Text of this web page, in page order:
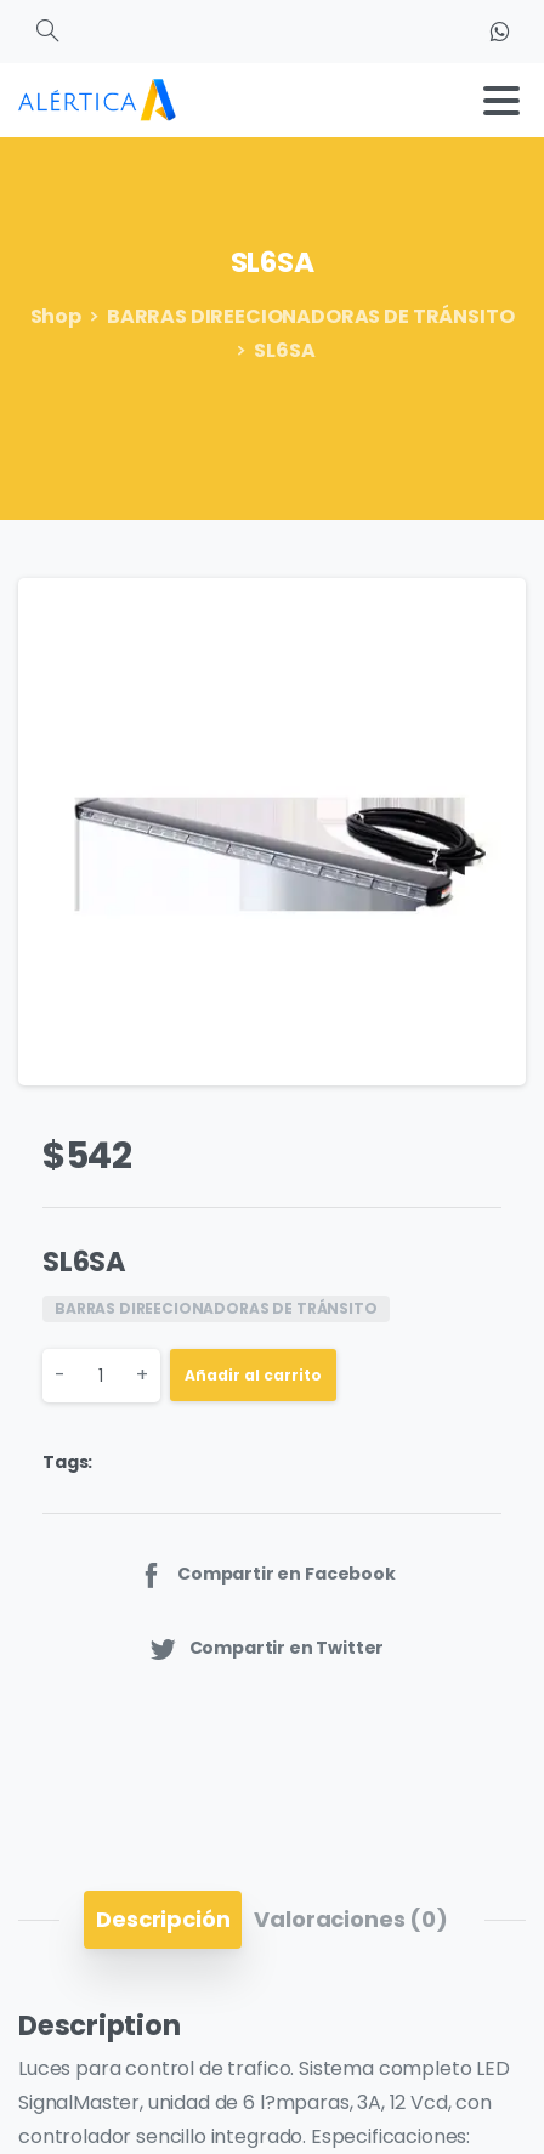
Search
SL6SA
Shop
BARRAS DIREECIONADORAS DE TRÁNSITO
SL6SA
$542
SL6SA
BARRAS DIREECIONADORAS DE TRÁNSITO
Quantity
- + Añadir al carrito
Tags:
Compartir en Facebook
Compartir en Twitter
Descripción Valoraciones (0)
Description
Luces para control de trafico. Sistema completo LED
SignalMaster, unidad de 6 l?mparas, 3A, 12 Vcd, con
controlador sencillo integrado. Especificaciones: